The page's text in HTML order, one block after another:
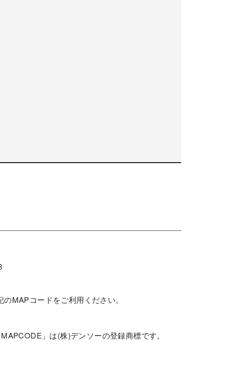
MAPコードをご利用ください。
」は(株)デンソーの登録商標です。